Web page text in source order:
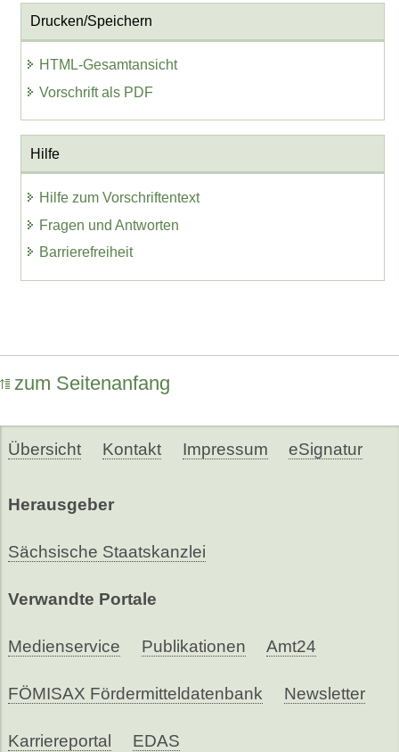
Drucken/Speichern
HTML-Gesamtansicht
Vorschrift als PDF
Hilfe
Hilfe zum Vorschriftentext
Fragen und Antworten
Barrierefreiheit
zum Seitenanfang
Übersicht Kontakt Impressum eSignatur
Herausgeber
Sächsische Staatskanzlei
Verwandte Portale
Medienservice Publikationen Amt24
FÖMISAX Fördermitteldatenbank Newsletter
Karriereportal EDAS